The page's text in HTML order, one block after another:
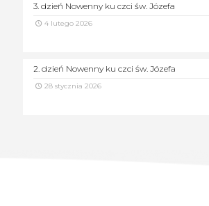
3. dzień Nowenny ku czci św. Józefa
4 lutego 2026
2. dzień Nowenny ku czci św. Józefa
28 stycznia 2026